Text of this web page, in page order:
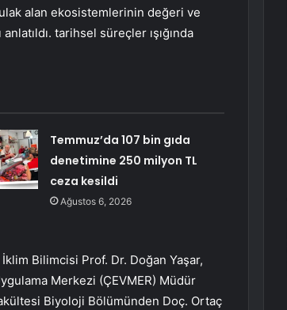
alan ekosistemlerinin değeri ve
tarihsel süreçler ışığında
Temmuz’da 107 bin gıda
denetimine 250 milyon TL
ceza kesildi
Ağustos 6, 2026
Bilimcisi Prof. Dr. Doğan Yaşar,
Merkezi (ÇEVMER) Müdür
Biyoloji Bölümünden Doç. Ortaç